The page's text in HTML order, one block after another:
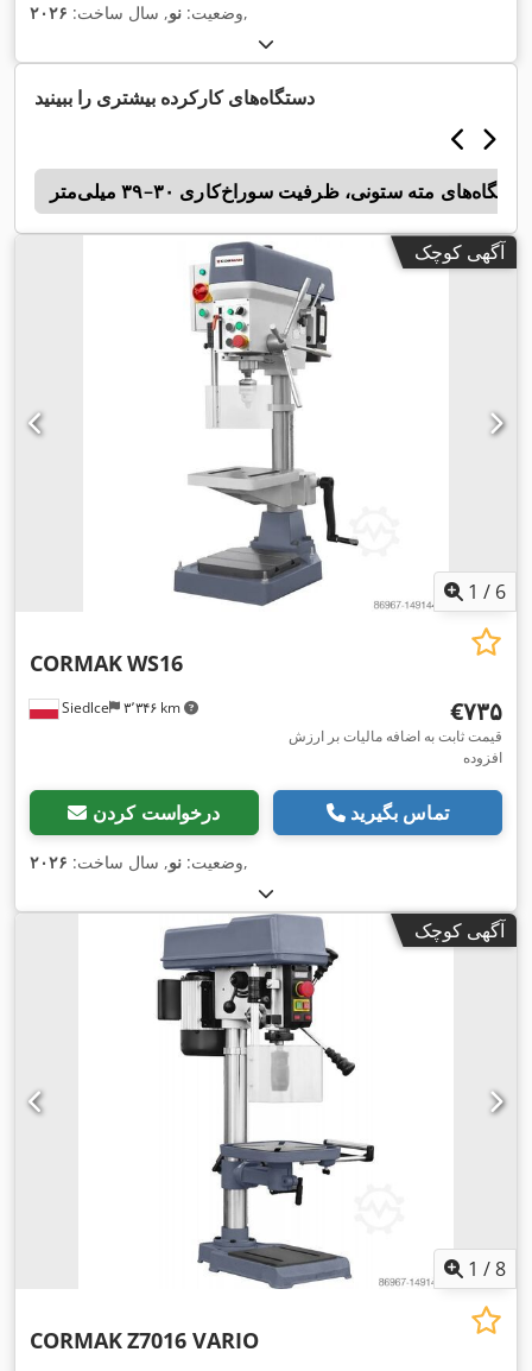
وضعیت: نو, سال ساخت: ۲۰۲۶ ,
دستگاه‌های کارکرده بیشتری را ببینید
دستگاه‌های مته ستونی، ظرفیت سوراخ‌کاری ۳۰–۳۹ میلی‌متر
آگهی کوچک
1 / 6
Siedlce ۳٬۳۴۶ km
CORMAKWS16
‎€۷۳۵
قیمت ثابت به اضافه مالیات بر ارزش
افزوده
درخواست کردن تماس بگیرید
وضعیت: نو, سال ساخت: ۲۰۲۶ ,
آگهی کوچک
1 /8
CORMAKZ7016 VARIO